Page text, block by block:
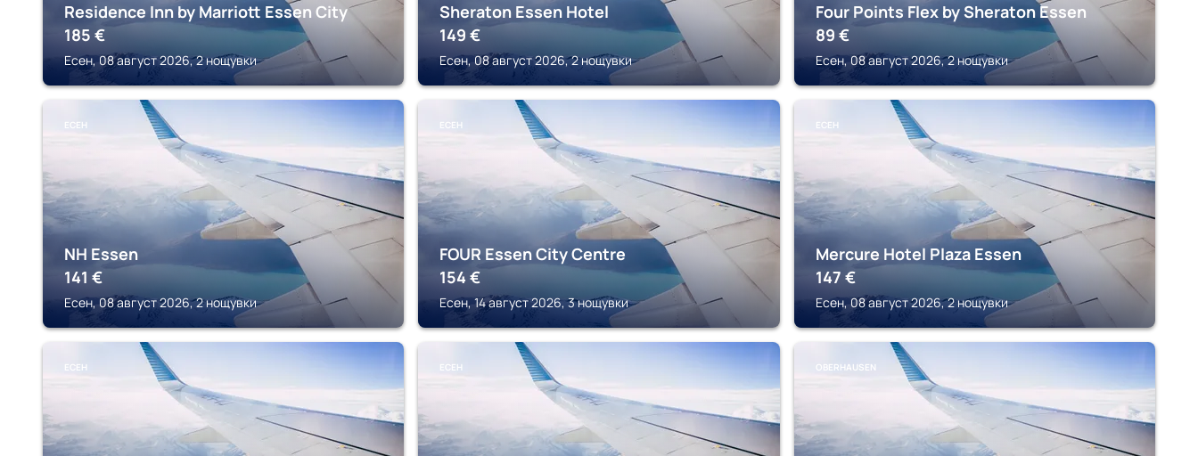
Residence Inn by Marriott Essen City
185 €
Есен, 08 август 2026, 2 нощувки
Sheraton Essen Hotel
149 €
Есен, 08 август 2026, 2 нощувки
Four Points Flex by Sheraton Essen
89 €
Есен, 08 август 2026, 2 нощувки
ЕСЕН
NH Essen
141 €
Есен, 08 август 2026, 2 нощувки
ЕСЕН
FOUR Essen City Centre
154 €
Есен, 14 август 2026, 3 нощувки
ЕСЕН
Mercure Hotel Plaza Essen
147 €
Есен, 08 август 2026, 2 нощувки
ЕСЕН ЕСЕН OBERHAUSEN